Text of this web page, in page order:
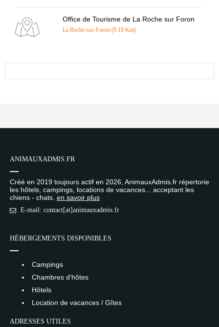
Office de Tourisme de La Roche sur Foron
La Roche-sur-Foron (9.19 Km)
ANIMAUXADMIS.FR
Créé en 2019 toujours actif en 2026, AnimauxAdmis.fr répertorie
les hôtels, campings, locations de vacances... acceptant les
chiens - chats. en savoir plus
E-mail: contact[at]animauxadmis.fr
HÉBERGEMENTS DISPONIBLES
Campings
Chambres d'hôtes
Hôtels
Location de vacances / Gîtes
ADRESSES UTILES